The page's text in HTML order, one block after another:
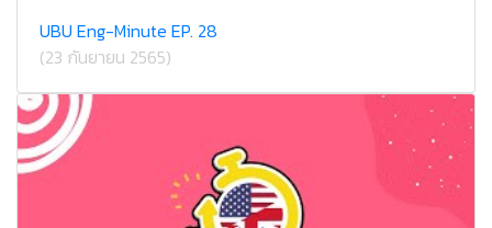
UBU Eng-Minute EP. 28
(23 กันยายน 2565)